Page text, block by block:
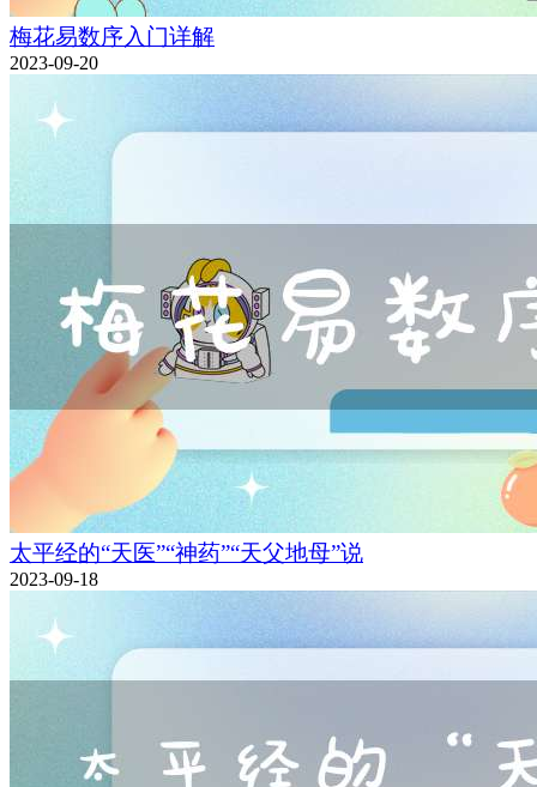
梅花易数序入门详解
2023-09-20
太平经的“天医”“神药”“天父地母”说
2023-09-18